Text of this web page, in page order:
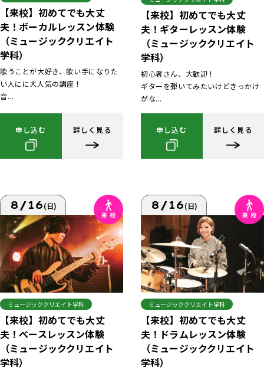
【来校】初めてでも大丈
夫！ボーカルレッスン体験
（ミュージッククリエイト
学科）
歌うことが大好き、歌い手になりた
い人にに大人気の講座！
音...
申し込む 詳しく見る
【来校】初めてでも大丈
夫！ギターレッスン体験
（ミュージッククリエイト
学科）
初心者さん、大歓迎！
ギターを弾いてみたいけどきっかけ
がな...
申し込む 詳しく見る
8/16(日)
ミュージッククリエイト学科
【来校】初めてでも大丈
夫！ベースレッスン体験
（ミュージッククリエイト
学科）
8/16(日)
ミュージッククリエイト学科
【来校】初めてでも大丈
夫！ドラムレッスン体験
（ミュージッククリエイト
学科）